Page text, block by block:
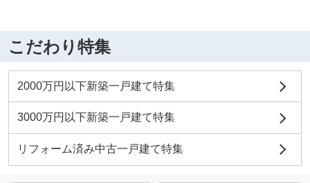
こだわり特集
2000万円以下新築一戸建て特集
3000万円以下新築一戸建て特集
リフォーム済み中古一戸建て特集